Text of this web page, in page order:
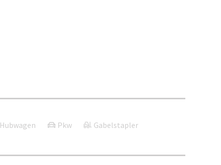
Hubwagen Pkw Gabelstapler